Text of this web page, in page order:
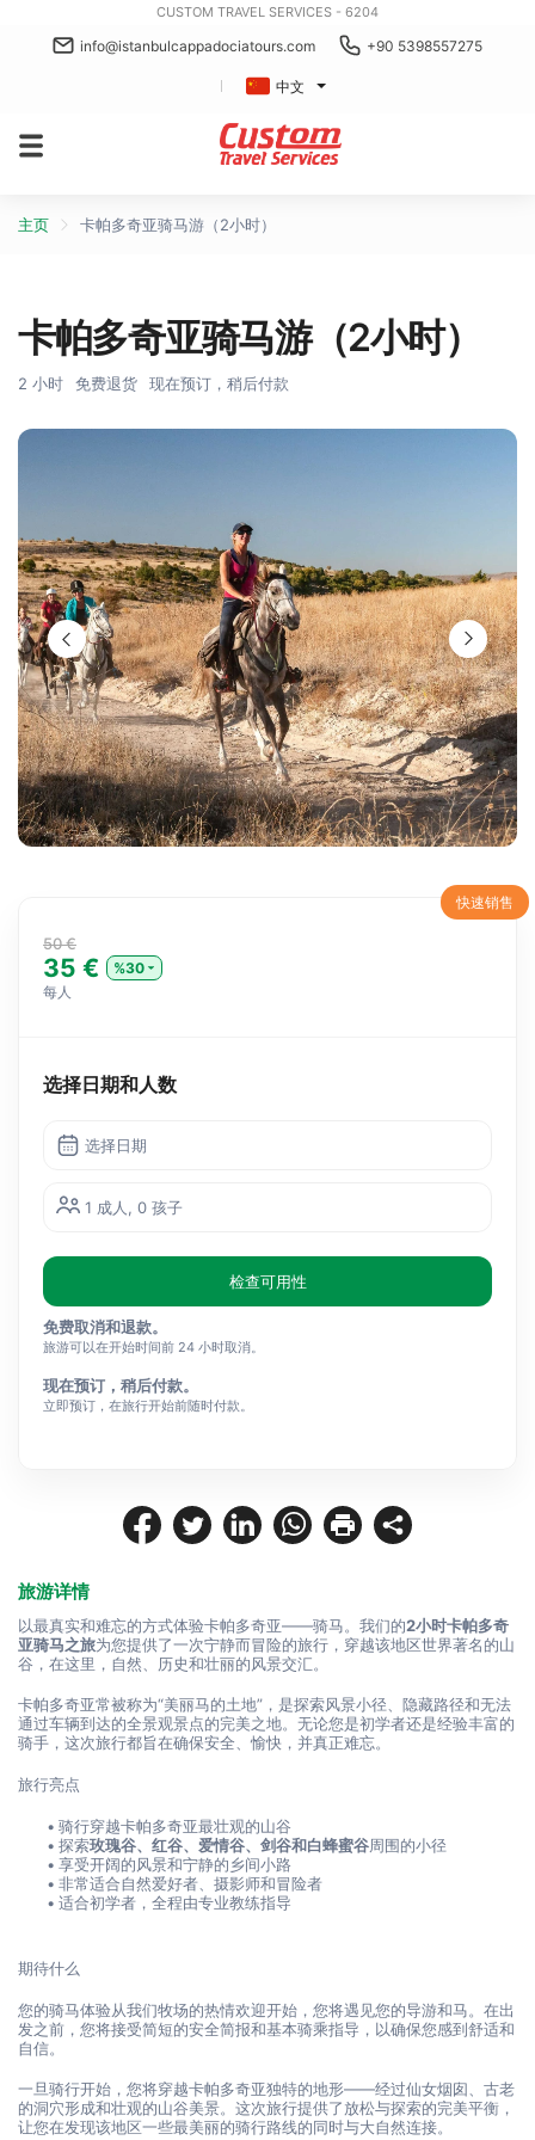
CUSTOM TRAVEL SERVICES - 6204
info@istanbulcappadociatours.com +90 5398557275
中文
主页 卡帕多奇亚骑马游（2小时）
旅游详情
以最真实和难忘的方式体验卡帕多奇亚——骑马。我们的2小时卡帕多奇
亚骑马之旅为您提供了一次宁静而冒险的旅行，穿越该地区世界著名的山
谷，在这里，自然、历史和壮丽的风景交汇。
卡帕多奇亚常被称为“美丽马的土地”，是探索风景小径、隐藏路径和无法
通过车辆到达的全景观景点的完美之地。无论您是初学者还是经验丰富的
骑手，这次旅行都旨在确保安全、愉快，并真正难忘。
旅行亮点
骑行穿越卡帕多奇亚最壮观的山谷
探索玫瑰谷、红谷、爱情谷、剑谷和白蜂蜜谷周围的小径
享受开阔的风景和宁静的乡间小路
非常适合自然爱好者、摄影师和冒险者
适合初学者，全程由专业教练指导
期待什么
您的骑马体验从我们牧场的热情欢迎开始，您将遇见您的导游和马。在出
发之前，您将接受简短的安全简报和基本骑乘指导，以确保您感到舒适和
自信。
一旦骑行开始，您将穿越卡帕多奇亚独特的地形——经过仙女烟囱、古老
的洞穴形成和壮观的山谷美景。这次旅行提供了放松与探索的完美平衡，
让您在发现该地区一些最美丽的骑行路线的同时与大自然连接。
卡帕多奇亚骑马游（2小时）
2 小时 免费退货 现在预订，稍后付款
快速销售
50 €
35 €
%30
每人
选择日期和人数
选择日期
1 成人, 0 孩子
检查可用性
免费取消和退款。
旅游可以在开始时间前 24 小时取消。
现在预订，稍后付款。
立即预订，在旅行开始前随时付款。